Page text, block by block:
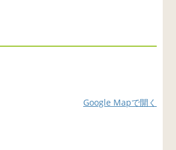
Google Mapで開く